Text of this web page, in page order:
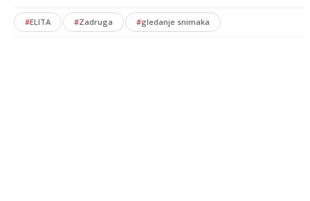
#ELITA #Zadruga #gledanje snimaka